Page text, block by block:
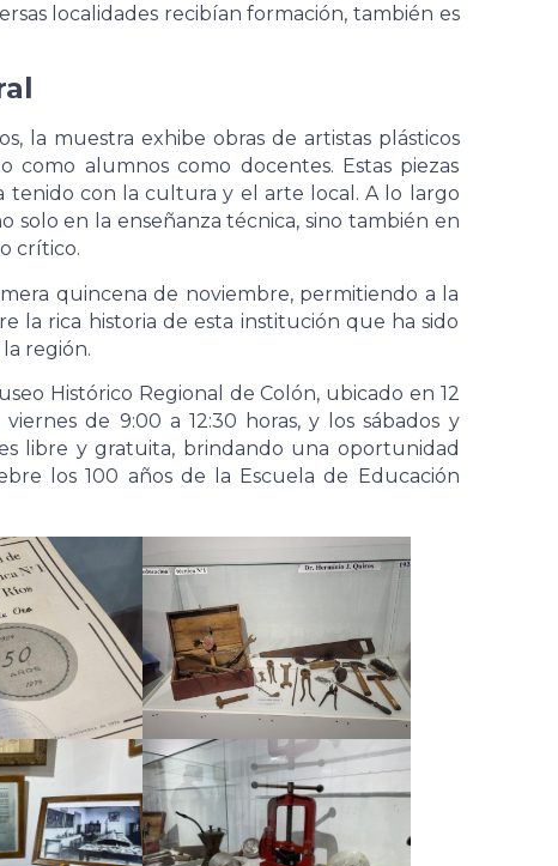
localidades recibían formación, también es
la muestra exhibe obras de artistas plásticos
alumnos como docentes. Estas piezas
con la cultura y el arte local. A lo largo
solo en la enseñanza técnica, sino también en
crítico.
quincena de noviembre, permitiendo a la
la rica historia de esta institución que ha sido
región.
Histórico Regional de Colón, ubicado en 12
de 9:00 a 12:30 horas, y los sábados y
libre y gratuita, brindando una oportunidad
los 100 años de la Escuela de Educación